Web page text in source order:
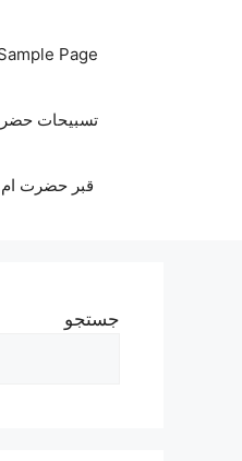
Page
تسبیحات
قبر حضرت ام
جستجو